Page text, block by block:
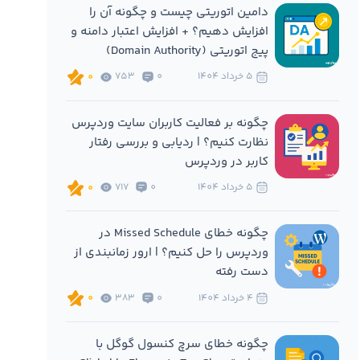
دامین اتوریتی چیست و چگونه آن را
افزایش دهیم؟ + افزایش اعتبار دامنه و
پیج اتوریتی (Domain Authority)
0
753
0
چگونه بر فعالیت کاربران سایت وردپرس
نظارت کنیم؟ | ردیابی و بررسی رفتار
کاربر در وردپرس
0
717
0
چگونه خطای Missed Schedule در
وردپرس را حل کنیم؟ | ارور زمانبندی از
دست رفته
0
383
0
چگونه خطای سرچ کنسول گوگل با